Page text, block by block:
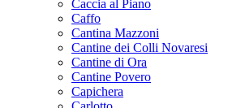
Caccia al Piano
Caffo
Cantina Mazzoni
Cantine dei Colli Novaresi
Cantine di Ora
Cantine Povero
Capichera